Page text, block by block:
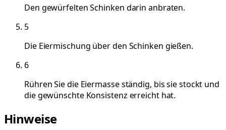
Den gewürfelten Schinken darin anbraten.
5
Die Eiermischung über den Schinken gießen.
6
Rühren Sie die Eiermasse ständig, bis sie stockt und
die gewünschte Konsistenz erreicht hat.
Hinweise